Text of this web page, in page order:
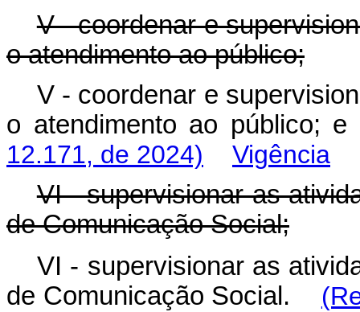
V - coordenar e
o atendimento ao público;
V - coordenar e
o atendimento ao
12.171, de 2024)
Vigência
VI - supervisionar as
de Comunicação Social;
VI - supervisionar as
de Comunicação Social.